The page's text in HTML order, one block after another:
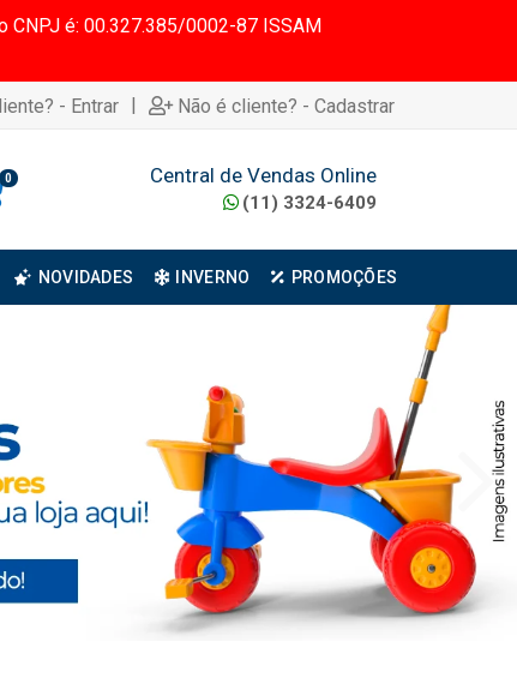
CNPJ é: 00.327.385/0002-87 ISSAM
- Entrar | Não é cliente? - Cadastrar
0 Central de Vendas Online
(11) 3324-6409
NOVIDADES INVERNO PROMOÇÕES